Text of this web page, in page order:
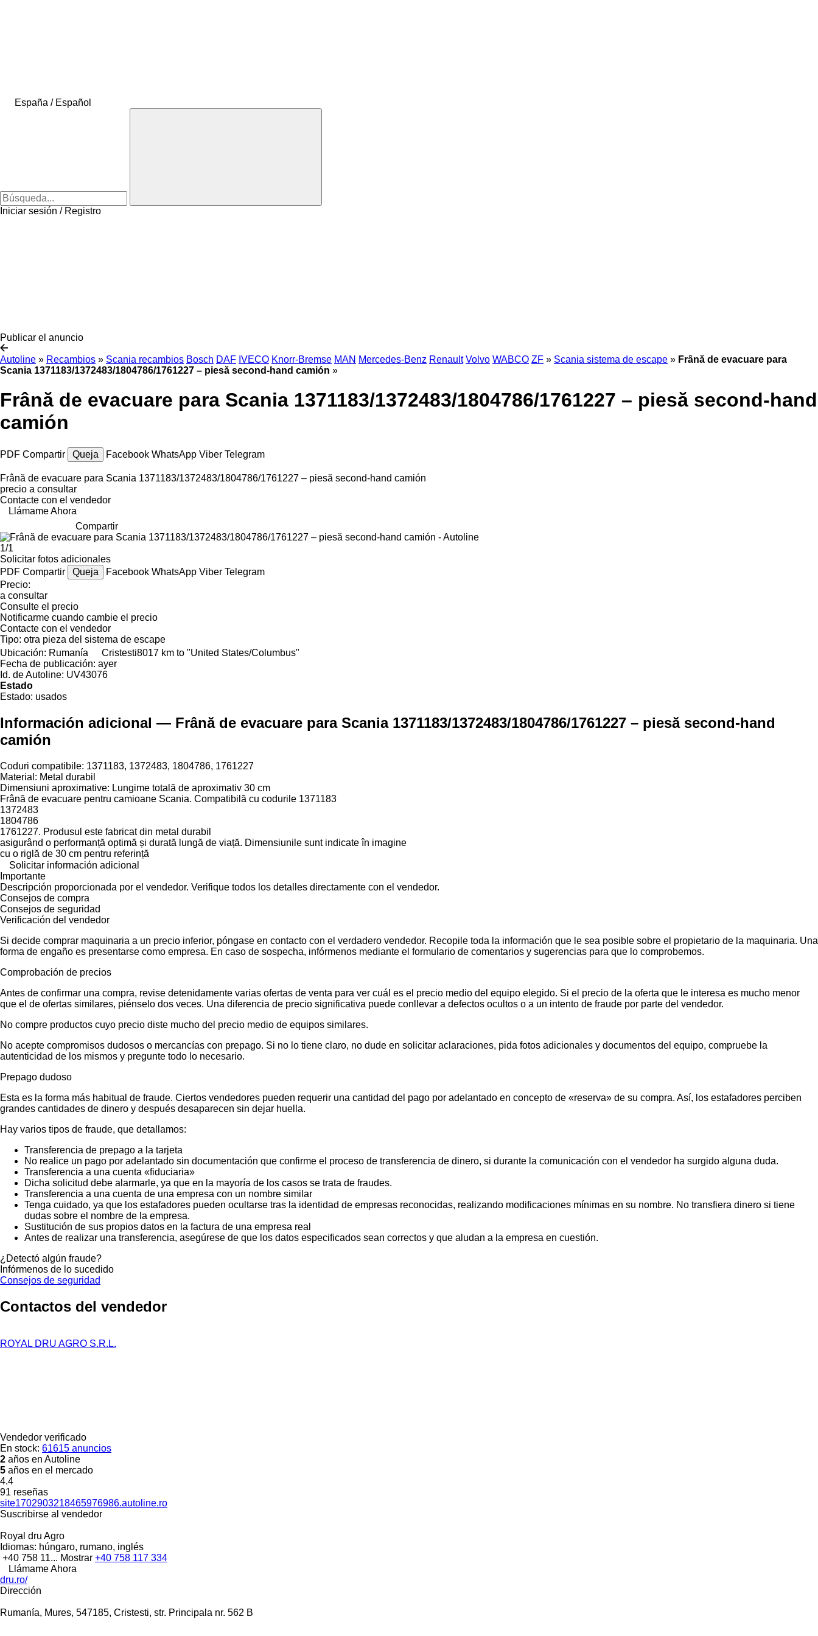
España / Español
Iniciar sesión / Registro
Publicar el anuncio
Autoline » Recambios » Scania recambios Bosch DAF IVECO Knorr-Bremse MAN Mercedes-Benz Renault Volvo WABCO ZF » Scania sistema de escape » Frână de evacuare para
Scania 1371183/1372483/1804786/1761227 – piesă second-hand camión »
Frână de evacuare para Scania 1371183/1372483/1804786/1761227 – piesă second-hand
camión
PDF Compartir Queja Facebook WhatsApp Viber Telegram
Frână de evacuare para Scania 1371183/1372483/1804786/1761227 – piesă second-hand camión
precio a consultar
Contacte con el vendedor
Llámame Ahora
Compartir
1/1
Solicitar fotos adicionales
PDF Compartir Queja Facebook WhatsApp Viber Telegram
Precio:
a consultar
Consulte el precio
Notificarme cuando cambie el precio
Contacte con el vendedor
Tipo: otra pieza del sistema de escape
Ubicación: Rumanía Cristesti8017 km to "United States/Columbus"
Fecha de publicación: ayer
Id. de Autoline: UV43076
Estado
Estado: usados
Información adicional — Frână de evacuare para Scania 1371183/1372483/1804786/1761227 – piesă second-hand
camión
Coduri compatibile: 1371183, 1372483, 1804786, 1761227
Material: Metal durabil
Dimensiuni aproximative: Lungime totală de aproximativ 30 cm
Frână de evacuare pentru camioane Scania. Compatibilă cu codurile 1371183
1372483
1804786
1761227. Produsul este fabricat din metal durabil
asigurând o performanță optimă și durată lungă de viață. Dimensiunile sunt indicate în imagine
cu o riglă de 30 cm pentru referință
Solicitar información adicional
Importante
Descripción proporcionada por el vendedor. Verifique todos los detalles directamente con el vendedor.
Consejos de compra
Consejos de seguridad
Verificación del vendedor
Si decide comprar maquinaria a un precio inferior, póngase en contacto con el verdadero vendedor. Recopile toda la información que le sea posible sobre el propietario de la maquinaria. Una
forma de engaño es presentarse como empresa. En caso de sospecha, infórmenos mediante el formulario de comentarios y sugerencias para que lo comprobemos.
Comprobación de precios
Antes de confirmar una compra, revise detenidamente varias ofertas de venta para ver cuál es el precio medio del equipo elegido. Si el precio de la oferta que le interesa es mucho menor
que el de ofertas similares, piénselo dos veces. Una diferencia de precio significativa puede conllevar a defectos ocultos o a un intento de fraude por parte del vendedor.
No compre productos cuyo precio diste mucho del precio medio de equipos similares.
No acepte compromisos dudosos o mercancías con prepago. Si no lo tiene claro, no dude en solicitar aclaraciones, pida fotos adicionales y documentos del equipo, compruebe la
autenticidad de los mismos y pregunte todo lo necesario.
Prepago dudoso
Esta es la forma más habitual de fraude. Ciertos vendedores pueden requerir una cantidad del pago por adelantado en concepto de «reserva» de su compra. Así, los estafadores perciben
grandes cantidades de dinero y después desaparecen sin dejar huella.
Hay varios tipos de fraude, que detallamos:
Transferencia de prepago a la tarjeta
No realice un pago por adelantado sin documentación que confirme el proceso de transferencia de dinero, si durante la comunicación con el vendedor ha surgido alguna duda.
Transferencia a una cuenta «fiduciaria»
Dicha solicitud debe alarmarle, ya que en la mayoría de los casos se trata de fraudes.
Transferencia a una cuenta de una empresa con un nombre similar
Tenga cuidado, ya que los estafadores pueden ocultarse tras la identidad de empresas reconocidas, realizando modificaciones mínimas en su nombre. No transfiera dinero si tiene
dudas sobre el nombre de la empresa.
Sustitución de sus propios datos en la factura de una empresa real
Antes de realizar una transferencia, asegúrese de que los datos especificados sean correctos y que aludan a la empresa en cuestión.
¿Detectó algún fraude?
Infórmenos de lo sucedido
Consejos de seguridad
Contactos del vendedor
ROYAL DRU AGRO S.R.L.
Vendedor verificado
En stock: 61615 anuncios
2 años en Autoline
5 años en el mercado
4.4
91 reseñas
site1702903218465976986.autoline.ro
Suscribirse al vendedor
Royal dru Agro
Idiomas: húngaro, rumano, inglés
+40 758 11... Mostrar +40 758 117 334
Llámame Ahora
dru.ro/
Dirección
Rumanía, Mures, 547185, Cristesti, str. Principala nr. 562 B